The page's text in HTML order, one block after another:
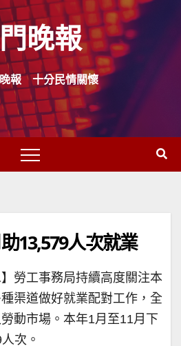
晚報
報 十分民情關懷
13,579人次就業
】勞工事務局持續高度關注本
渠道做好就業配對工作，全
動市場。本年1月至11月下
次。